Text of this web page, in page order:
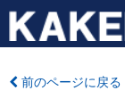
前のページに戻る